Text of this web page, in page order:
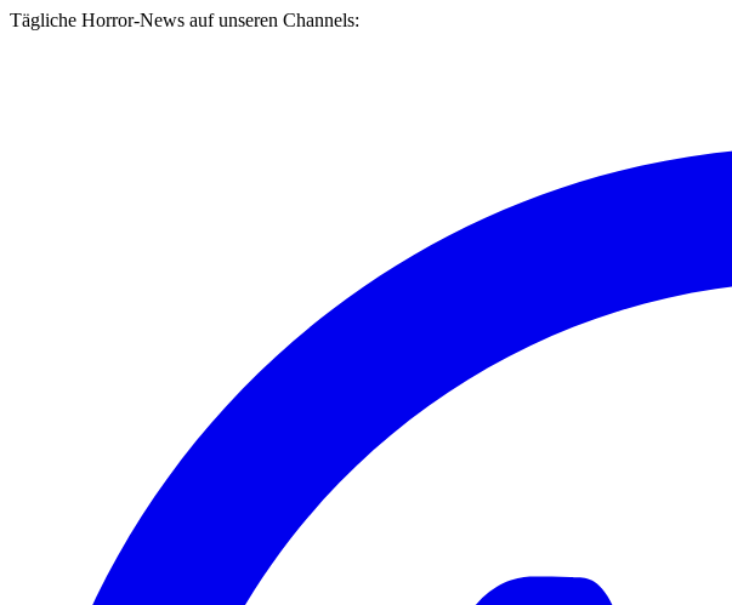
Tägliche Horror-News auf unseren Channels: